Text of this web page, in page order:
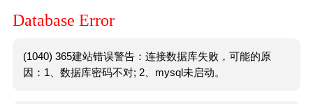
Database Error
(1040) 365建站错误警告：连接数据库失败，可能的原
因：1、数据库密码不对; 2、mysql未启动。